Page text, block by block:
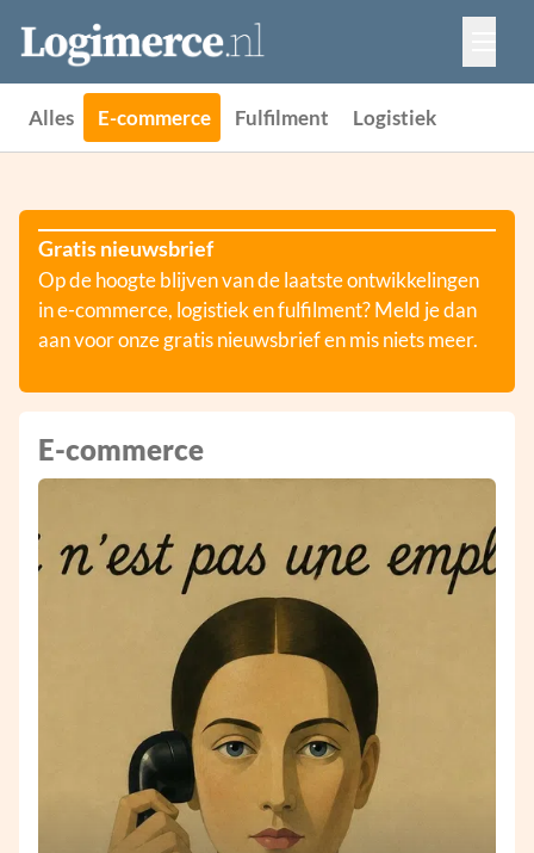
Vacatures
Events
Adverteren
Partners
Alles E-commerce Fulfilment Logistiek
Gratis nieuwsbrief
Op de hoogte blijven van de laatste ontwikkelingen
in e-commerce, logistiek en fulfilment? Meld je dan
aan voor onze gratis nieuwsbrief en mis niets meer.
E-commerce